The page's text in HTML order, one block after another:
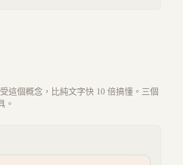
這個概念，比純文字快 10 倍搞懂。三個
。